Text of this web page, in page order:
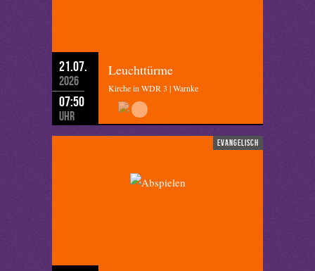
21.07.
2026
07:50
Uhr
Leuchttürme
Kirche in WDR 3 | Warnke
evangelisch